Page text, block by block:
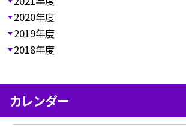
2020年度
2019年度
2018年度
カレンダー